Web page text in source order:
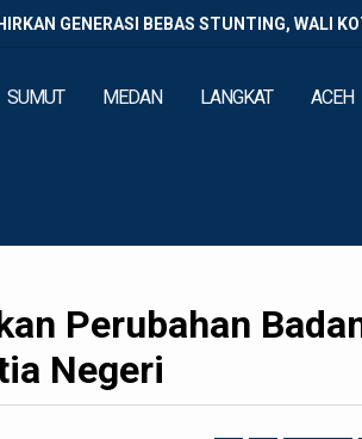
GENERASI BEBAS STUNTING, WALI
SUMUT MEDAN LANGKAT ACEH
Perubahan
Negeri